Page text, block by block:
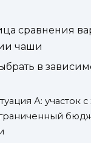
сравнения
чаши
в
А: участок